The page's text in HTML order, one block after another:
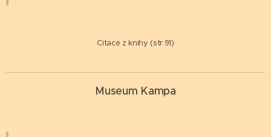
Citace z knihy (str.91)
Museum Kampa